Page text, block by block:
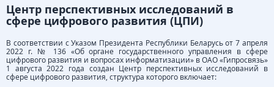
Центр перспективных исследований в
сфере цифрового развития (ЦПИ)
В соответствии с Указом Президента Республики Беларусь от 7 апреля
2022 г. № 136 «Об органе государственного управления в сфере
цифрового развития и вопросах информатизации» в ОАО «Гипросвязь»
1 августа 2022 года создан Центр перспективных исследований в
сфере цифрового развития, структура которого включает: